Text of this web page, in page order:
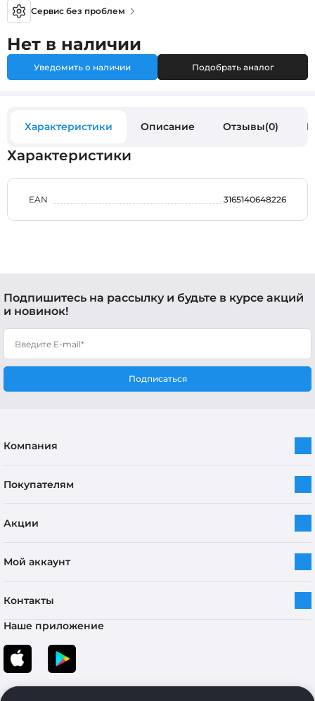
Сервис без проблем
Нет в наличии
Уведомить о наличии Подобрать аналог
Характеристики Описание Отзывы(0)
Характеристики
EAN 3165140648226
Подпишитесь на рассылку и будьте в курсе акций
и новинок!
Подписаться
Компания
Покупателям
Акции
Мой аккаунт
Контакты
Наше приложение